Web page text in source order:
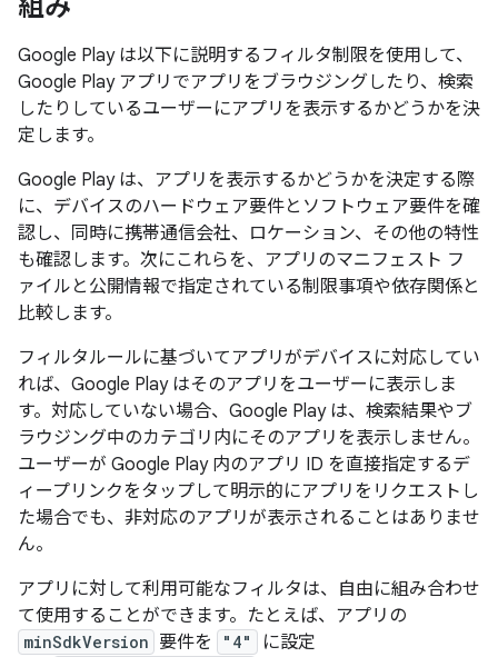
組み
Google Play は以下に説明するフィルタ制限を使用して、
Google Play アプリでアプリをブラウジングしたり、検索
したりしているユーザーにアプリを表示するかどうかを決
定します。
Google Play は、アプリを表示するかどうかを決定する際
に、デバイスのハードウェア要件とソフトウェア要件を確
認し、同時に携帯通信会社、ロケーション、その他の特性
も確認します。次にこれらを、アプリのマニフェスト フ
ァイルと公開情報で指定されている制限事項や依存関係と
比較します。
フィルタルールに基づいてアプリがデバイスに対応してい
れば、Google Play はそのアプリをユーザーに表示しま
す。対応していない場合、Google Play は、検索結果やブ
ラウジング中のカテゴリ内にそのアプリを表示しません。
ユーザーが Google Play 内のアプリ ID を直接指定するデ
ィープリンクをタップして明示的にアプリをリクエストし
た場合でも、非対応のアプリが表示されることはありませ
ん。
アプリに対して利用可能なフィルタは、自由に組み合わせ
て使用することができます。たとえば、アプリの
minSdkVersion 要件を "4"
に設定